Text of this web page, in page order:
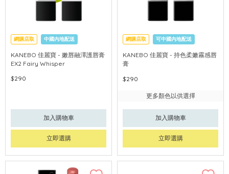
網購店取 中國內地配送
KANEBO 佳麗寶 - 嫩唇融澤護唇膏
EX2 Fairy Whisper
$290
加入購物車
立即選購
網購店取 可中國內地配送
KANEBO 佳麗寶 - 持色柔嫩霧感唇
膏
$290
更多顏色以供選擇
加入購物車
立即選購